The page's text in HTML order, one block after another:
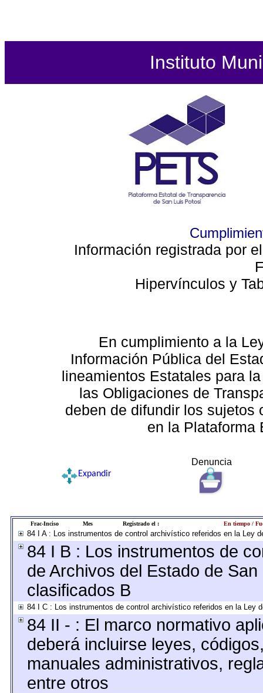
Instituto
Información registrada por
Hipervínculos y
En cumplimiento a la
Información Pública del
lineamientos Estatales para
las Obligaciones de
deben de difundir los sujetos
en la Plataforma
Denuncia
Expandir
Frac-Inciso Mes Registrado el : En tiempo /
84 I A : Los instrumentos de control archivístico referidos en la Ley
84 I B : Los instrumentos de
de Archivos del Estado de
clasificados B
84 I C : Los instrumentos de control archivístico referidos en la Ley
84 II - : El marco normativo
deberá incluirse leyes,
manuales administrativos,
entre otros